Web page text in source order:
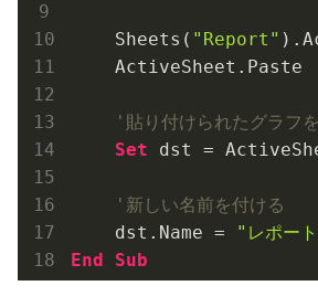
    Sheets(
"Report"
    ActiveSheet.Paste
'貼り付けられたグラフ
Set dst =
'新しい名前を付ける
    dst.Name =
"レポー
End
Sub